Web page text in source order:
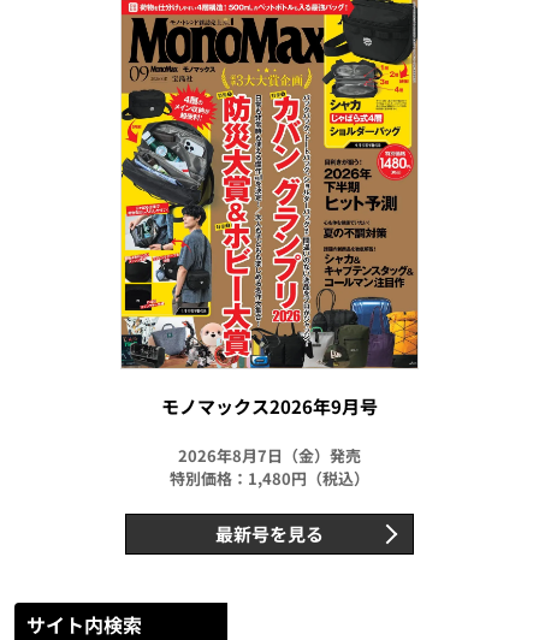
モノマックス2026年9月号
2026年8月7日（金）発売
特別価格：1,480円（税込）
最新号を見る
サイト内検索